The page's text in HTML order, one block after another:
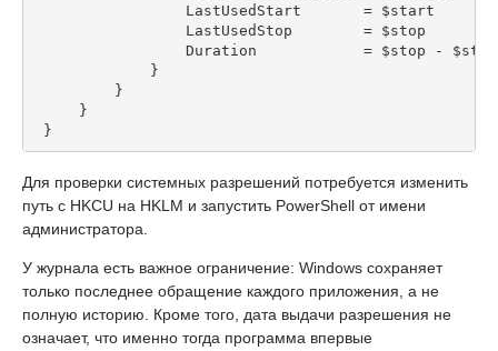
LastUsedStart       = $start
LastUsedStop        = $stop
Duration            = $stop -
}
}
}
}
Для проверки системных разрешений потребуется изменить
путь с HKCU на HKLM и запустить PowerShell от имени
администратора.
У журнала есть важное ограничение: Windows сохраняет
только последнее обращение каждого приложения, а не
полную историю. Кроме того, дата выдачи разрешения не
означает, что именно тогда программа впервые